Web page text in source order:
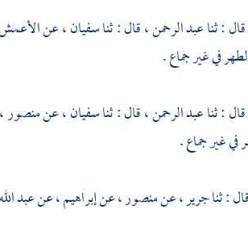
قال : ثناعبد الرحمن ،قال : ثناسفيان ،عن
في غير جماع .
قال : ثناعبد الرحمن ،قال : ثناسفيان ،عنمنصور ،
في غير جماع .
قال : ثناجرير ،عنمنصور ،عنإبراهيم ،عنعبد